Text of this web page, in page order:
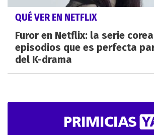
QUÉ VER EN NETFLIX
Furor en Netflix: la serie
episodios que es perfecta
del K-drama